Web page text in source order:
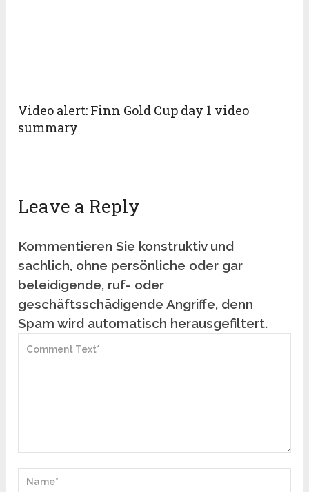
Video alert: Finn Gold Cup day 1 video
summary
Leave a Reply
Kommentieren Sie konstruktiv und
sachlich, ohne persönliche oder gar
beleidigende, ruf- oder
geschäftsschädigende Angriffe, denn
Spam wird automatisch herausgefiltert.